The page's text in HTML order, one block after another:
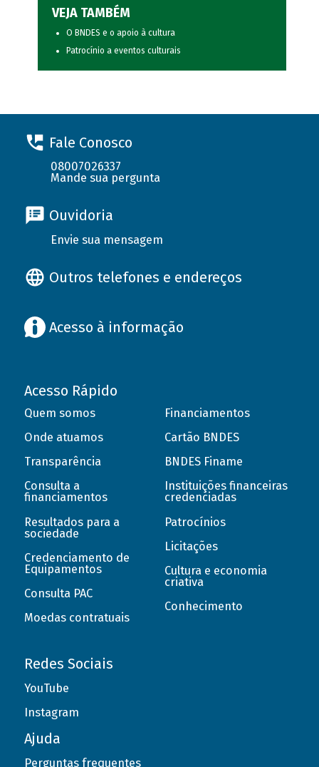
VEJA TAMBÉM
O BNDES e o apoio à cultura
Patrocínio a eventos culturais
Fale Conosco
08007026337
Mande sua pergunta
Ouvidoria
Envie sua mensagem
Outros telefones e endereços
Acesso à informação
Acesso Rápido
Quem somos
Onde atuamos
Transparência
Consulta a
financiamentos
Resultados para a
sociedade
Credenciamento de
Equipamentos
Consulta PAC
Moedas contratuais
Financiamentos
Cartão BNDES
BNDES Finame
Instituições financeiras
credenciadas
Patrocínios
Licitações
Cultura e economia
criativa
Conhecimento
Redes Sociais
YouTube
Instagram
Ajuda
Perguntas frequentes